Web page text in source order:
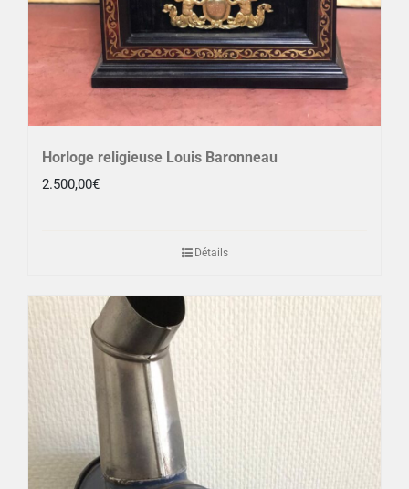
Horloge religieuse Louis Baronneau
2.500,00€
Détails